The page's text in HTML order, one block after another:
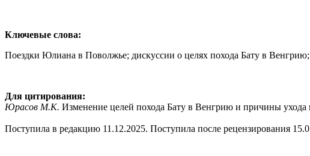
Ключевые слова:
Поездки Юлиана в Поволжье; дискуссии о целях похода Бату в
Для цитирования:
Юрасов М.К. Изменение целей похода Бату в Венгрию и причины
Поступила в редакцию 11.12.2025. Поступила после рецензирования